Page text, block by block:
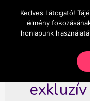
content
OnlineSeedsMan
Üzlet és szabadság
Kedves Látogató!
élmény
honlapunk